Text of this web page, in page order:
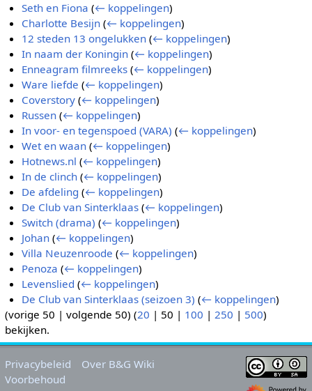
Seth en Fiona (← koppelingen)
Charlotte Besijn (← koppelingen)
12 steden 13 ongelukken (← koppelingen)
In naam der Koningin (← koppelingen)
Enneagram filmreeks (← koppelingen)
Ware liefde (← koppelingen)
Coverstory (← koppelingen)
Russen (← koppelingen)
In voor- en tegenspoed (VARA) (← koppelingen)
Wet en waan (← koppelingen)
Hotnews.nl (← koppelingen)
In de clinch (← koppelingen)
De afdeling (← koppelingen)
De Club van Sinterklaas (← koppelingen)
Switch (drama) (← koppelingen)
Johan (← koppelingen)
Villa Neuzenroode (← koppelingen)
Penoza (← koppelingen)
Levenslied (← koppelingen)
De Club van Sinterklaas (seizoen 3) (← koppelingen)
(vorige 50 | volgende 50) (20 | 50 | 100 | 250 | 500)
bekijken.
Privacybeleid
Over B&G Wiki
Voorbehoud